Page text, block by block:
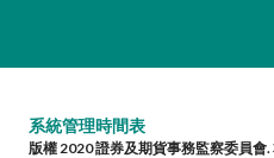
系統管理時間表
版權 2020 證券及期貨事務監察委員會